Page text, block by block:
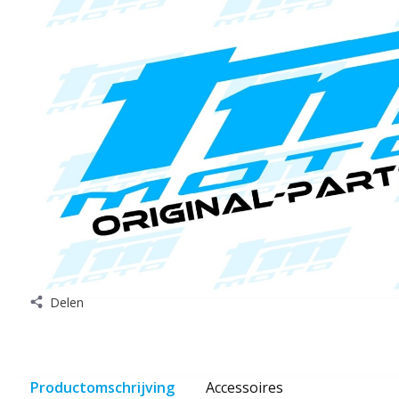
Delen
Productomschrijving Accessoires